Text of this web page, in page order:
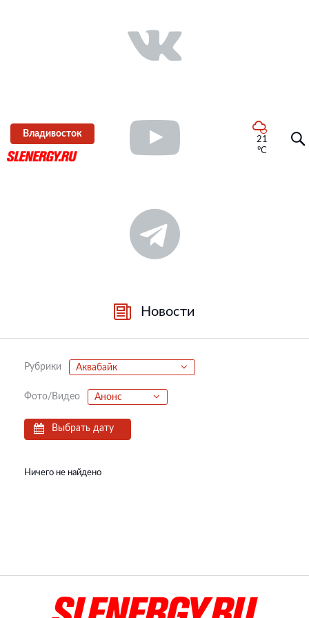
Владивосток
21
°C
Новости
Рубрики Аквабайк
Фото/Видео Анонс
Выбрать дату
Ничего не найдено